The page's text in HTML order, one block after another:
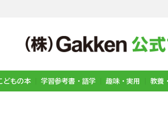
どもの本 学習参考書・語学 趣味・実用 教養